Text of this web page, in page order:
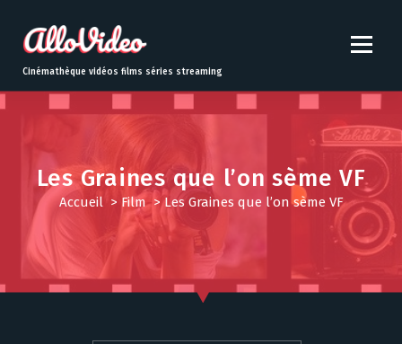
t
o
Cinémathèque vidéos films séries streaming
Les Graines que l’on sème VF
Accueil> Film>Les Graines que l’on sème VF